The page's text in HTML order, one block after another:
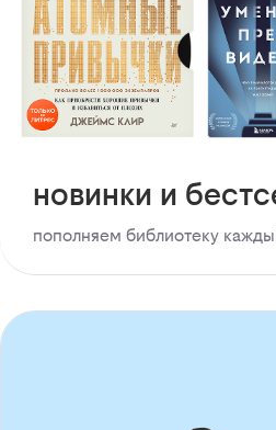
новинки и
пополняем библиотеку